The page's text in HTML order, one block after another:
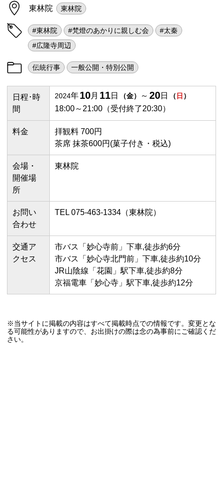
東林院 東林院
#東林院 #梵燈のあかりに親しむ会
#太秦
#広隆寺周辺
伝統行事 一般公開・特別公開
日程･時
間
2024年 10月 11 日 （金） ～ 20日 （ 日 ）
18:00～21:00（受付終了20:30）
料金
拝観料 700円
茶席 抹茶600円(菓子付き・税込)
会場・
開催場
所
東林院
お問い
合わせ
TEL 075-463-1334（東林院）
交通ア
クセス
市バス「妙心寺前」下車,徒歩約6分
市バス「妙心寺北門前」下車,徒歩約10分
JR山陰線「花園」駅下車,徒歩約8分
京福電車「妙心寺」駅下車,徒歩約12分
※当サイトに掲載の内容はすべて掲載時点での情報です。変更とな
る可能性がありますので、お出掛けの際は念の為事前にご確認くだ
さい。